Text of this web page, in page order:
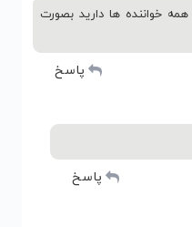
خواننده ها دارید بصورت
پاسخ
پاسخ